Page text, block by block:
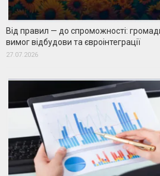
Від правил — до спроможності:
вимог відбудови та євроінтеграції
27.07.2026